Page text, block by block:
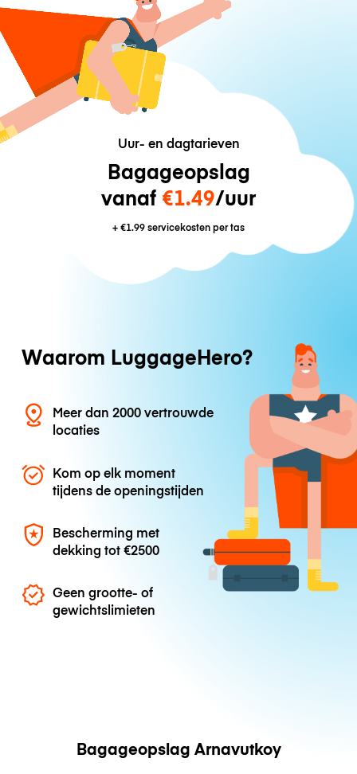
Uur- en dagtarieven
Bagageopslag
vanaf €1.49/uur
+€1.99servicekosten per tas
Waarom LuggageHero?
Meer dan 2000 vertrouwde
locaties
Kom op elk moment
tijdens de openingstijden
Bescherming met
dekking tot€2500
Geen grootte- of
gewichtslimieten
Bagageopslag Arnavutkoy